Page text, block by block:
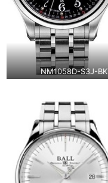
NM1058D-S3J-BK